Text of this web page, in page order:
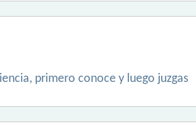
primero conoce y luego juzgas